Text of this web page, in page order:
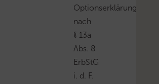
Optionserklärung
nach
§ 13a
Abs. 8
ErbStG
i. d. F.